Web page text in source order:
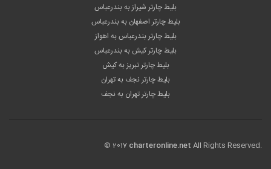
بلیط چارتر شیراز به بندرعباس
بلیط چارتر اصفهان به بندرعباس
بلیط چارتر بندرعباس به اهواز
بلیط چارتر کیش به بندرعباس
بلیط چارتر تبریز به کیش
بلیط چارتر نجف به تهران
بلیط چارتر تهران به نجف
© 2017 charteronline.net All Rights Reserved.